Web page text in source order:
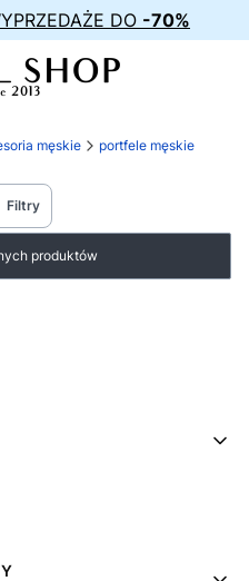
DO -70%
męskie portfele męskie
Filtry
produktów